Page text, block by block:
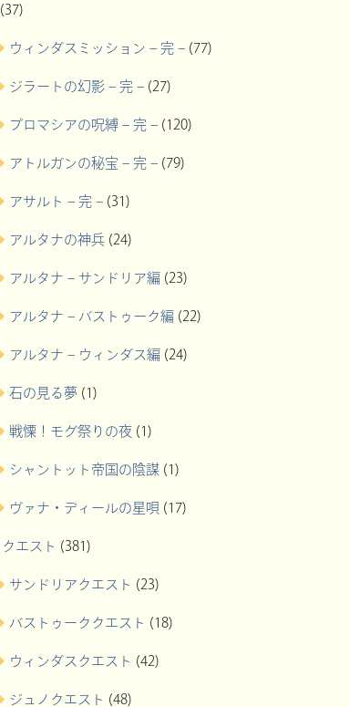
(37)
ウィンダスミッション – 完 –(77)
ジラートの幻影 – 完 –(27)
プロマシアの呪縛 – 完 –(120)
アトルガンの秘宝 – 完 –(79)
アサルト – 完 –(31)
アルタナの神兵(24)
アルタナ – サンドリア編 (23)
アルタナ – バストゥーク編 (22)
アルタナ – ウィンダス編 (24)
石の見る夢 (1)
戦慄！モグ祭りの夜(1)
シャントット帝国の陰謀(1)
ヴァナ・ディールの星唄 (17)
クエスト (381)
サンドリアクエスト (23)
バストゥーククエスト (18)
ウィンダスクエスト (42)
ジュノクエスト (48)